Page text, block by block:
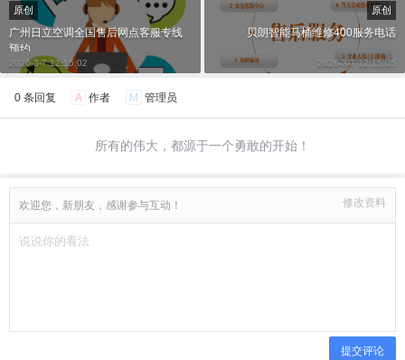
原创
广州日立空调全国售后网点客服专线
预约
2026-3-7 12:15:02
原创
贝朗智能马桶维修400服务电话
2026-3-7 12:15:05
0 条回复 A 作者 M 管理员
所有的伟大，都源于一个勇敢的开始！
欢迎您，新朋友，感谢参与互动！ 修改资料
提交评论